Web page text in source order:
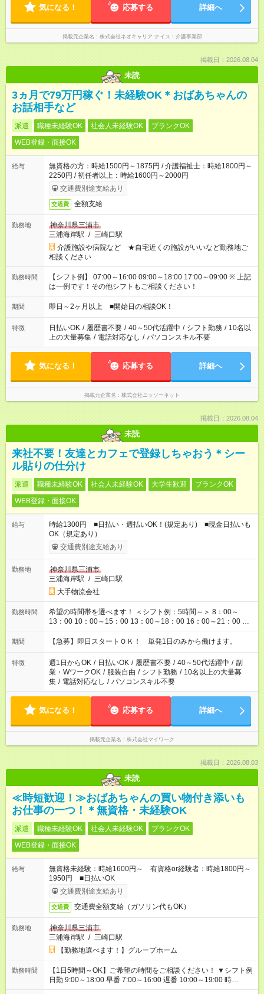
気になる！ 応募する 詳細へ
掲載元企業名 株式会社ネオキャリア ナイス！介護事業部
掲載日：2026.08.04
未読
3ヵ月で79万円稼ぐ！未経験OK＊おばあちゃんの
お話相手など
派遣 職種未経験OK 社会人未経験OK
ブランクOK
WEB登録・面接OK
給与
無資格の方：時給1500円～1875円 / 介護福祉士：時給1800円～
2250円 / 初任者以上：時給1600円～2000円
交通費別途支給あり
交通費 全額支給
勤務地
神奈川県三浦市
三浦海岸駅 / 三崎口駅
介護施設や病院など ★自宅近くの施設がいいなど勤務地ご
相談ください
勤務時間
【シフト例】 07:00～16:00 09:00～18:00 17:00～09:00 ※ 上記
は一例です！その他シフトもご相談ください！
期間 即日～2ヶ月以上 ■開始日の相談OK！
特徴 日払いOK / 履歴書不要 / 40～50代活躍中 / シフト勤務 / 10名以
上の大量募集 / 電話対応なし / パソコンスキル不要
気になる！ 応募する 詳細へ
掲載元企業名 株式会社ニッソーネット
掲載日：2026.08.04
未読
来社不要！友達とカフェで登録しちゃおう＊シー
ル貼りの仕分け
派遣 職種未経験OK 社会人未経験OK 大学生歓迎
ブランクOK
WEB登録・面接OK
給与
時給1300円 ■日払い・週払いOK！(規定あり) ■現金日払いも
OK（規定あり）
交通費別途支給あり
勤務地
神奈川県三浦市
三浦海岸駅 / 三崎口駅
大手物流会社
勤務時間
希望の時間帯を選べます！ ＜シフト例：5時間～＞ 8：00～
13：00 10：00～15：00 13：00～18：00 16：00～21：00 ＜
シフト例：8時間～＞ ・10：00～19：00 ・13：00～22：00 ・
22：00～翌6：00 など！是非ご希望をお聞かせください！
期間 【急募】即日スタートＯＫ！ 単発1日のみから働けます。
特徴 週1日からOK / 日払いOK / 履歴書不要 / 40～50代活躍中 / 副
業・WワークOK / 服装自由 / シフト勤務 / 10名以上の大量募
集 / 電話対応なし / パソコンスキル不要
気になる！ 応募する 詳細へ
掲載元企業名 株式会社マイワーク
掲載日：2026.08.03
未読
≪時短歓迎！≫おばあちゃんの買い物付き添いも
お仕事の一つ！＊無資格・未経験OK
派遣 職種未経験OK 社会人未経験OK
ブランクOK
WEB登録・面接OK
給与
無資格未経験：時給1600円～ 有資格or経験者：時給1800円～
1950円 ■日払いOK
交通費別途支給あり
交通費 交通費全額支給（ガソリン代もOK）
勤務地
神奈川県三浦市
三浦海岸駅 / 三崎口駅
【勤務地選べます！】グループホーム
勤務時間
【1日5時間～OK】ご希望の時間をご相談ください！ ▼シフト例
日勤 9:00～18:00 早番 7:00～16:00 遅番 10:00～19:00 時
短 10:00～15:00 上記はあくまで一例です。 「夕方までには帰宅